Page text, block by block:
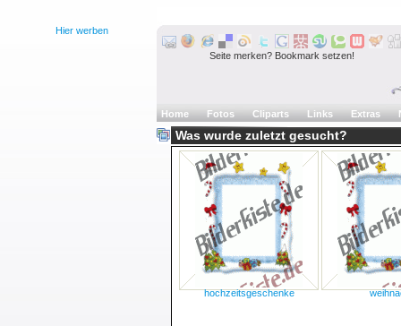
Hier werben
Seite merken? Bookmark setzen!
Home Fotos Cliparts Links Extras
Was wurde zuletzt gesucht?
hochzeitsgeschenke